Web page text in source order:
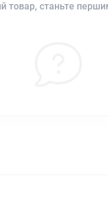
товар, станьте